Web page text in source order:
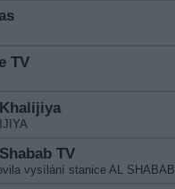
TV
TV
vysílání stanice AL